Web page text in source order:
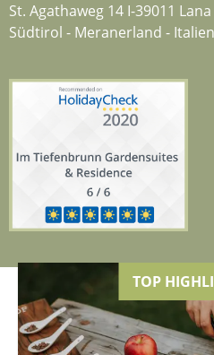
St. Agathaweg 14 I-39011 Lana
Südtirol - Meranerland - Italien
© 2026 Hotel Tiefenbrunn der
CIN:
Impressum
TOP